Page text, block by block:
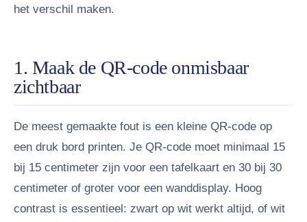
het verschil maken.
1. Maak de QR-code onmisbaar
zichtbaar
De meest gemaakte fout is een kleine QR-code op
een druk bord printen. Je QR-code moet minimaal 15
bij 15 centimeter zijn voor een tafelkaart en 30 bij 30
centimeter of groter voor een wanddisplay. Hoog
contrast is essentieel: zwart op wit werkt altijd, of wit